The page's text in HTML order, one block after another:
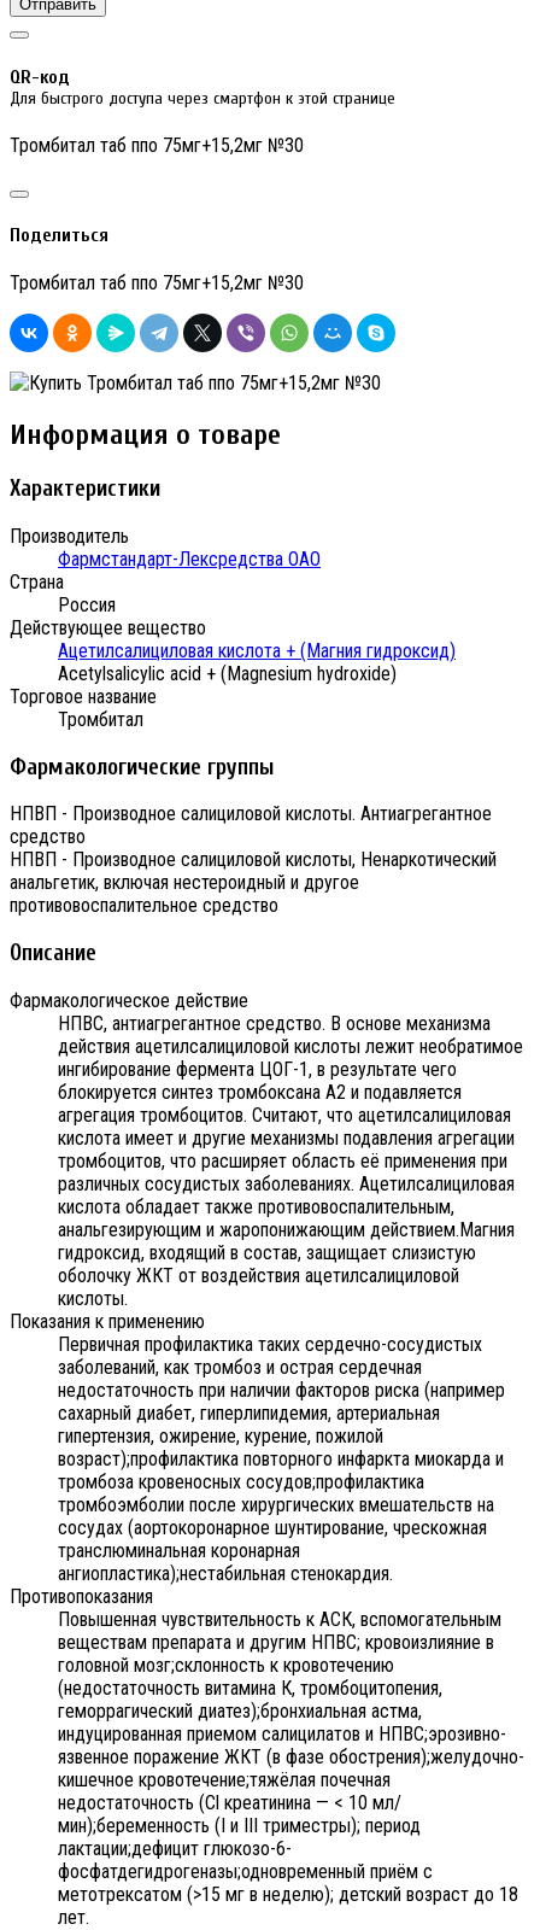
Отправить
QR-код
Для быстрого доступа через смартфон к этой странице
Тромбитал таб ппо 75мг+15,2мг №30
Поделиться
Тромбитал таб ппо 75мг+15,2мг №30
Информация о товаре
Характеристики
Производитель
Фармстандарт-Лексредства ОАО
Страна
Россия
Действующее вещество
Ацетилсалициловая кислота + (Магния гидроксид)
Acetylsalicylic acid + (Magnesium hydroxide)
Торговое название
Тромбитал
Фармакологические группы
НПВП - Производное салициловой кислоты. Антиагрегантное
средство
НПВП - Производное салициловой кислоты, Ненаркотический
анальгетик, включая нестероидный и другое
противовоспалительное средство
Описание
Фармакологическое действие
НПВС, антиагрегантное средство. В основе механизма
действия ацетилсалициловой кислоты лежит необратимое
ингибирование фермента ЦОГ-1, в результате чего
блокируется синтез тромбоксана А2 и подавляется
агрегация тромбоцитов. Считают, что ацетилсалициловая
кислота имеет и другие механизмы подавления агрегации
тромбоцитов, что расширяет область её применения при
различных сосудистых заболеваниях. Ацетилсалициловая
кислота обладает также противовоспалительным,
анальгезирующим и жаропонижающим действием.Магния
гидроксид, входящий в состав, защищает слизистую
оболочку ЖКТ от воздействия ацетилсалициловой
кислоты.
Показания к применению
Первичная профилактика таких сердечно-сосудистых
заболеваний, как тромбоз и острая сердечная
недостаточность при наличии факторов риска (например
сахарный диабет, гиперлипидемия, артериальная
гипертензия, ожирение, курение, пожилой
возраст);профилактика повторного инфаркта миокарда и
тромбоза кровеносных сосудов;профилактика
тромбоэмболии после хирургических вмешательств на
сосудах (аортокоронарное шунтирование, чрескожная
транслюминальная коронарная
ангиопластика);нестабильная стенокардия.
Противопоказания
Повышенная чувствительность к АСК, вспомогательным
веществам препарата и другим НПВС; кровоизлияние в
головной мозг;склонность к кровотечению
(недостаточность витамина К, тромбоцитопения,
геморрагический диатез);бронхиальная астма,
индуцированная приемом салицилатов и НПВС;эрозивно-
язвенное поражение ЖКТ (в фазе обострения);желудочно-
кишечное кровотечение;тяжёлая почечная
недостаточность (Cl креатинина — < 10 мл/
мин);беременность (I и III триместры); период
лактации;дефицит глюкозо-6-
фосфатдегидрогеназы;одновременный приём с
метотрексатом (>15 мг в неделю); детский возраст до 18
лет.